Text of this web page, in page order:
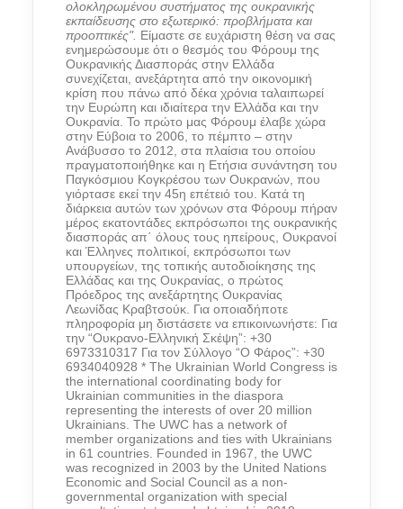
ολοκληρωμένου συστήματος της ουκρανικής
εκπαίδευσης στο εξωτερικό: προβλήματα και
προοπτικές". Είμαστε σε ευχάριστη θέση να σας
ενημερώσουμε ότι ο θεσμός του Φόρουμ της
Ουκρανικής Διασποράς στην Ελλάδα
συνεχίζεται, ανεξάρτητα από την οικονομική
κρίση που πάνω από δέκα χρόνια ταλαιπωρεί
την Ευρώπη και ιδιαίτερα την Ελλάδα και την
Ουκρανία. Το πρώτο μας Φόρουμ έλαβε χώρα
στην Εύβοια το 2006, το πέμπτο – στην
Ανάβυσσο το 2012, στα πλαίσια του οποίου
πραγματοποιήθηκε και η Ετήσια συνάντηση του
Παγκόσμιου Κογκρέσου των Ουκρανών, που
γιόρτασε εκεί την 45η επέτειό του. Κατά τη
διάρκεια αυτών των χρόνων στα Φόρουμ πήραν
μέρος εκατοντάδες εκπρόσωποι της ουκρανικής
διασποράς απ΄ όλους τους ηπείρους, Ουκρανοί
και Έλληνες πολιτικοί, εκπρόσωποι των
υπουργείων, της τοπικής αυτοδιοίκησης της
Ελλάδας και της Ουκρανίας, ο πρώτος
Πρόεδρος της ανεξάρτητης Ουκρανίας
Λεωνίδας Κραβτσούκ. Για οποιαδήποτε
πληροφορία μη διστάσετε να επικοινωνήστε: Για
την “Ουκρανο-Ελληνική Σκέψη”: +30
6973310317 Για τον Σύλλογο “Ο Φάρος”: +30
6934040928 * The Ukrainian World Congress is
the international coordinating body for
Ukrainian communities in the diaspora
representing the interests of over 20 million
Ukrainians. The UWC has a network of
member organizations and ties with Ukrainians
in 61 countries. Founded in 1967, the UWC
was recognized in 2003 by the United Nations
Economic and Social Council as a non-
governmental organization with special